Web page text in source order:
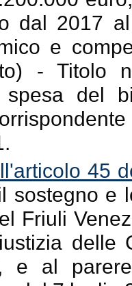
dal 2017
e
- Titolo
spesa del
45
sostegno e
Friuli
delle
e al